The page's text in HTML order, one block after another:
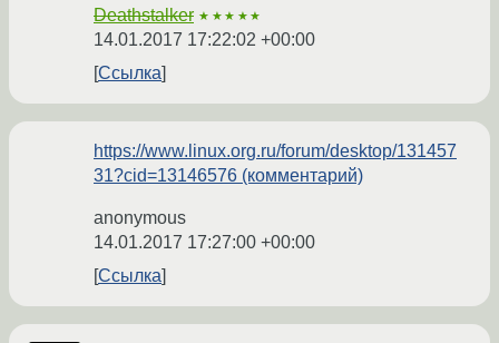
Deathstalker ★★★★★
14.01.2017 17:22:02 +00:00
Ссылка
https://www.linux.org.ru/forum/desktop/131457
31?cid=13146576 (комментарий)
anonymous
14.01.2017 17:27:00 +00:00
Ссылка